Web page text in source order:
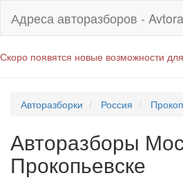
Адреса авторазборов -
Скоро появятся новые возможности
Авторазборки Россия
Авторазборы
Прокопьевске